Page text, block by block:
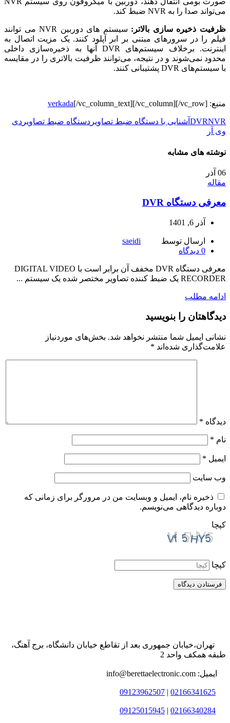
می‌تواند صدا را به NVR ضبط کند.
ظرفیت ذخیره سازی بالاتر:
سیستم های دوربین NVR می توانند
فیلم را در سرورهای مبتنی بر ابر آپلود کنند. یک مزیت اتصال به
اینترنت. برخلاف سیستم‌های DVR آنها به ذخیره‌سازی داخلی
محدود نمی‌شوند و در نتیجه، می‌توانند ظرفیت بالاتری را در مقایسه
با سیستم‌های DVR پشتیبانی کنند.
منبع: verkada[/vc_column_text][/vc_column][/vc_row]
DVRNVR آشنایی با دستگاه ضبط تصاویر دستگاه ضبط تصاویر دی
وی آر
نوشته های مشابه
06 آذر
مقاله
معرفی دستگاه DVR
آذر 6, 1401
ارسال توسط
saeidi
0 دیدگاه
معرفی دستگاه DVR مخفف آن برابر است با DIGITAL VIDEO
RECORDER یک ضبط کننده تصاویر مختصر شده یک سیستم ...
ادامه مطلب
دیدگاهتان را بنویسید
نشانی ایمیل شما منتشر نخواهد شد. بخش‌های موردنیاز
علامت‌گذاری شده‌اند *
دیدگاه *
نام *
ایمیل *
وب‌ سایت
ذخیره نام، ایمیل و وبسایت من در مرورگر برای زمانی که
دوباره دیدگاهی می‌نویسم.
کپچا
کپچا
تهران،خیابان جمهوری بعد از تقاطع خیابان دانشگاه، برج آهنگ،
طبقه همکف واحد 2
ایمیل: info@berettaelectronic.com
02166341625
|
09123962507
02166340284
|
09125015945